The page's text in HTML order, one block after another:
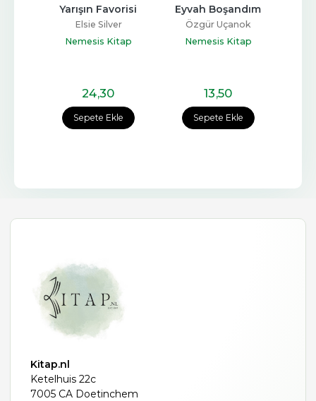
Sepete Ekle
Yarışın Favorisi
Elsie Silver
Nemesis Kitap
24,30
Sepete Ekle
Eyvah Boşandım
Özgür Uçanok
Nemesis Kitap
13,50
Kitap.nl
Ketelhuis 22c
7005 CA Doetinchem